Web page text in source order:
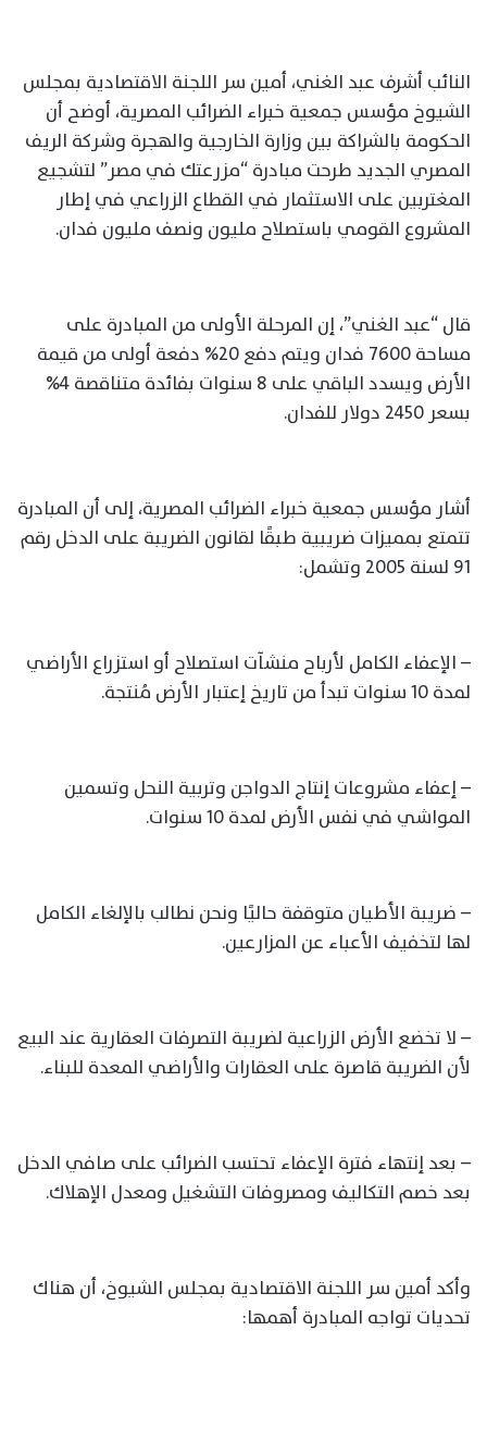
النائب أشرف عبد الغني، أمين سر اللجنة الاقتصادية بمجلس
الشيوخ مؤسس جمعية خبراء الضرائب المصرية، أوضح أن
الحكومة بالشراكة بين وزارة الخارجية والهجرة وشركة الريف
المصري الجديد طرحت مبادرة “مزرعتك في مصر” لتشجيع
المغتربين على الاستثمار في القطاع الزراعي في إطار
المشروع القومي باستصلاح مليون ونصف مليون فدان.
قال “عبد الغني”، إن المرحلة الأولى من المبادرة على
مساحة 7600 فدان ويتم دفع 20% دفعة أولى من قيمة
الأرض ويسدد الباقي على 8 سنوات بفائدة متناقصة 4%
بسعر 2450 دولار للفدان.
أشار مؤسس جمعية خبراء الضرائب المصرية، إلى أن المبادرة
تتمتع بمميزات ضريبية طبقًا لقانون الضريبة على الدخل رقم
91 لسنة 2005 وتشمل:
– الإعفاء الكامل لأرباح منشآت استصلاح أو استزراع الأراضي
لمدة 10 سنوات تبدأ من تاريخ إعتبار الأرض مُنتجة.
– إعفاء مشروعات إنتاج الدواجن وتربية النحل وتسمين
المواشي في نفس الأرض لمدة 10 سنوات.
– ضريبة الأطيان متوقفة حاليًا ونحن نطالب بالإلغاء الكامل
لها لتخفيف الأعباء عن المزارعين.
– لا تخضع الأرض الزراعية لضريبة التصرفات العقارية عند البيع
لأن الضريبة قاصرة على العقارات والأراضي المعدة للبناء.
– بعد إنتهاء فترة الإعفاء تحتسب الضرائب على صافي الدخل
بعد خصم التكاليف ومصروفات التشغيل ومعدل الإهلاك.
وأكد أمين سر اللجنة الاقتصادية بمجلس الشيوخ، أن هناك
تحديات تواجه المبادرة أهمها: